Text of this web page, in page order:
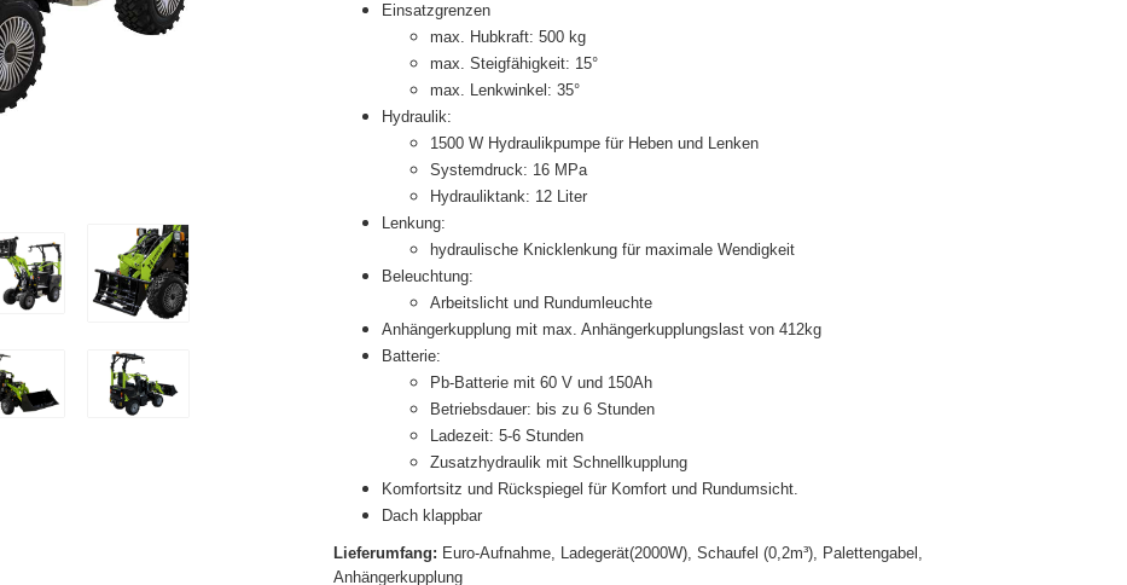
Einsatzgrenzen
max. Hubkraft: 500 kg
max. Steigfähigkeit: 15°
max. Lenkwinkel: 35°
Hydraulik:
1500 W Hydraulikpumpe für Heben und Lenken
Systemdruck: 16 MPa
Hydrauliktank: 12 Liter
Lenkung:
hydraulische Knicklenkung für maximale Wendigkeit
Beleuchtung:
Arbeitslicht und Rundumleuchte
Anhängerkupplung mit max. Anhängerkupplungslast von 412kg
Batterie:
Pb-Batterie mit 60 V und 150Ah
Betriebsdauer: bis zu 6 Stunden
Ladezeit: 5-6 Stunden
Zusatzhydraulik mit Schnellkupplung
Komfortsitz und Rückspiegel für Komfort und Rundumsicht.
Dach klappbar
Lieferumfang: Euro-Aufnahme, Ladegerät(2000W), Schaufel (0,2m³), Palettengabel,
Anhängerkupplung